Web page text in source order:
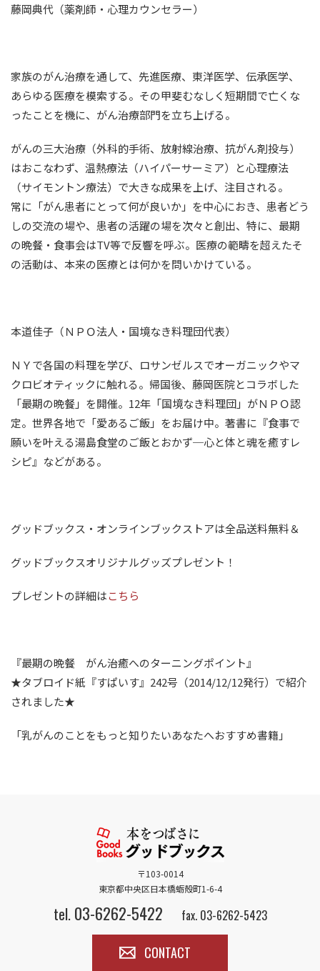
藤岡典代（薬剤師・心理カウンセラー）
家族のがん治療を通して、先進医療、東洋医学、伝承医学、
あらゆる医療を模索する。その甲斐むなしく短期間で亡くな
ったことを機に、がん治療部門を立ち上げる。
がんの三大治療（外科的手術、放射線治療、抗がん剤投与）
はおこなわず、温熱療法（ハイパーサーミア）と心理療法
（サイモントン療法）で大きな成果を上げ、注目される。
常に「がん患者にとって何が良いか」を中心におき、患者どう
しの交流の場や、患者の活躍の場を次々と創出、特に、最期
の晩餐・食事会はTV等で反響を呼ぶ。医療の範疇を超えたそ
の活動は、本来の医療とは何かを問いかけている。
本道佳子（ＮＰＯ法人・国境なき料理団代表）
ＮＹで各国の料理を学び、ロサンゼルスでオーガニックやマ
クロビオティックに触れる。帰国後、藤岡医院とコラボした
「最期の晩餐」を開催。12年「国境なき料理団」がＮＰＯ認
定。世界各地で「愛あるご飯」をお届け中。著書に『食事で
願いを叶える湯島食堂のご飯とおかず─心と体と魂を癒すレ
シピ』などがある。
グッドブックス・オンラインブックストアは全品送料無料＆
グッドブックスオリジナルグッズプレゼント！
プレゼントの詳細はこちら
『最期の晩餐 がん治癒へのターニングポイント』
★タブロイド紙『すぱいす』242号（2014/12/12発行）で紹介
されました★
「乳がんのことをもっと知りたいあなたへおすすめ書籍」
〒103-0014
東京都中央区日本橋蛎殻町1-6-4
tel.03-6262-5422 fax. 03-6262-5423
CONTACT